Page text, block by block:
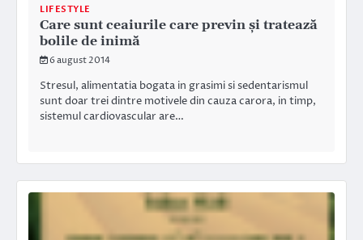
LIFESTYLE
Care sunt ceaiurile care previn și tratează
bolile de inimă
6 august 2014
Stresul, alimentatia bogata in grasimi si sedentarismul
sunt doar trei dintre motivele din cauza carora, in timp,
sistemul cardiovascular are…